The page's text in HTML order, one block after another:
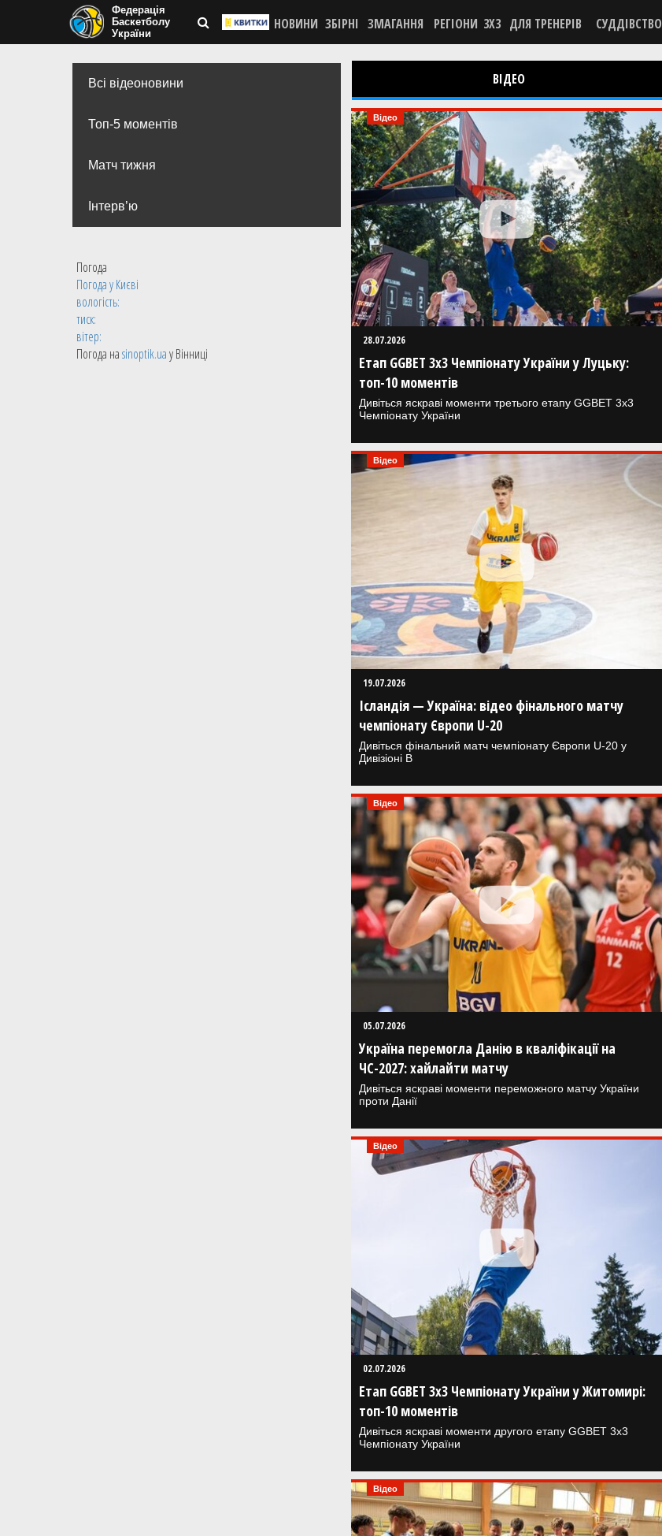
Федерація
Баскетболу
України
НОВИНИ ЗБІРНІ ЗМАГАННЯ РЕГІОНИ 3X3 ДЛЯ ТРЕНЕРІВ СУДДІВСТВО
Всі відеоновини
Топ-5 моментів
Матч тижня
Інтерв’ю
Погода
Погода уКиєві
вологість:
тиск:
вітер:
Погода наsinoptik.uaу Вінниці
ВІДЕО
Відео
28.07.2026
Етап GGBET 3x3 Чемпіонату України у Луцьку:
топ-10 моментів
Дивіться яскраві моменти третього етапу GGBET 3x3
Чемпіонату України
Відео
19.07.2026
Ісландія — Україна: відео фінального матчу
чемпіонату Європи U-20
Дивіться фінальний матч чемпіонату Європи U-20 у
Дивізіоні В
Відео
05.07.2026
Україна перемогла Данію в кваліфікації на
ЧС-2027: хайлайти матчу
Дивіться яскраві моменти переможного матчу України
проти Данії
Відео
02.07.2026
Етап GGBET 3x3 Чемпіонату України у Житомирі:
топ-10 моментів
Дивіться яскраві моменти другого етапу GGBET 3x3
Чемпіонату України
Відео